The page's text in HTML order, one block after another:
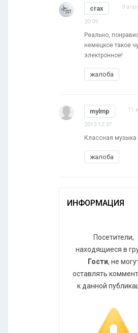
crax 9
20:09
Реально,
немецкое такое
электронное!
жалоба
mylmp 11
2013 12:37
Классная музыка
жалоба
ИНФОРМАЦИЯ
Посетители,
находящиеся в
Гости, не
оставлять
к данной